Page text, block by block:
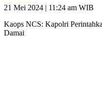
21 Mei 2024 | 11:24 am WIB
Kaops NCS: Kapolri
Damai